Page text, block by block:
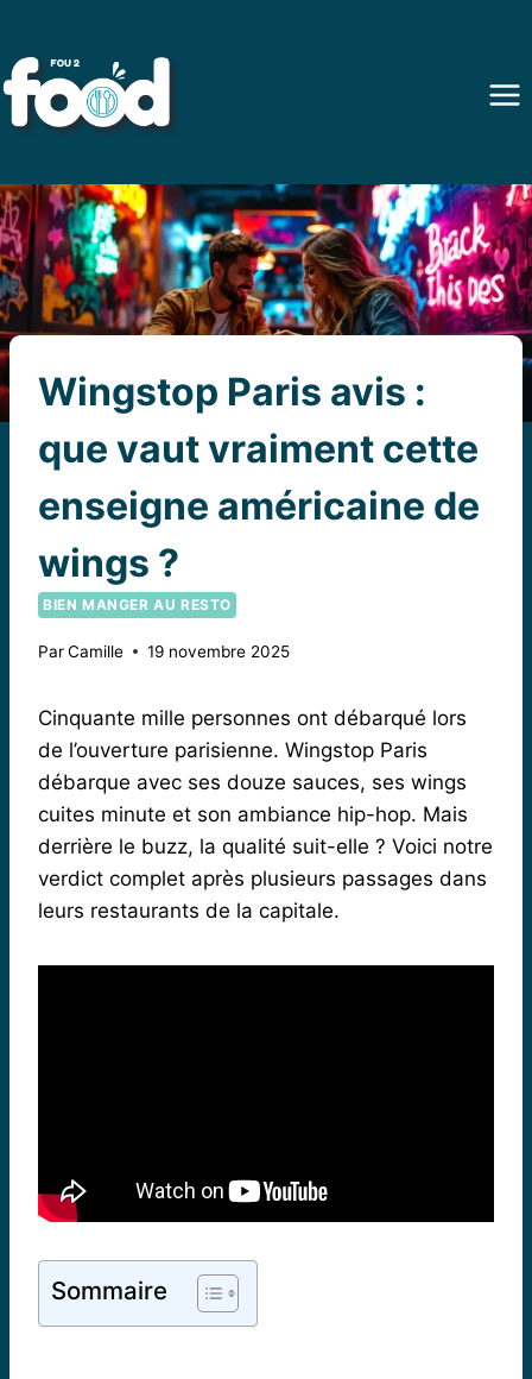
contenu
Wingstop Paris avis :
que vaut vraiment cette
enseigne américaine de
wings ?
BIEN MANGER AU RESTO
ParCamille 19 novembre 2025
Cinquante mille personnes ont débarqué lors
de l’ouverture parisienne. Wingstop Paris
débarque avec ses douze sauces, ses wings
cuites minute et son ambiance hip-hop. Mais
derrière le buzz, la qualité suit-elle ? Voici notre
verdict complet après plusieurs passages dans
leurs restaurants de la capitale.
Sommaire